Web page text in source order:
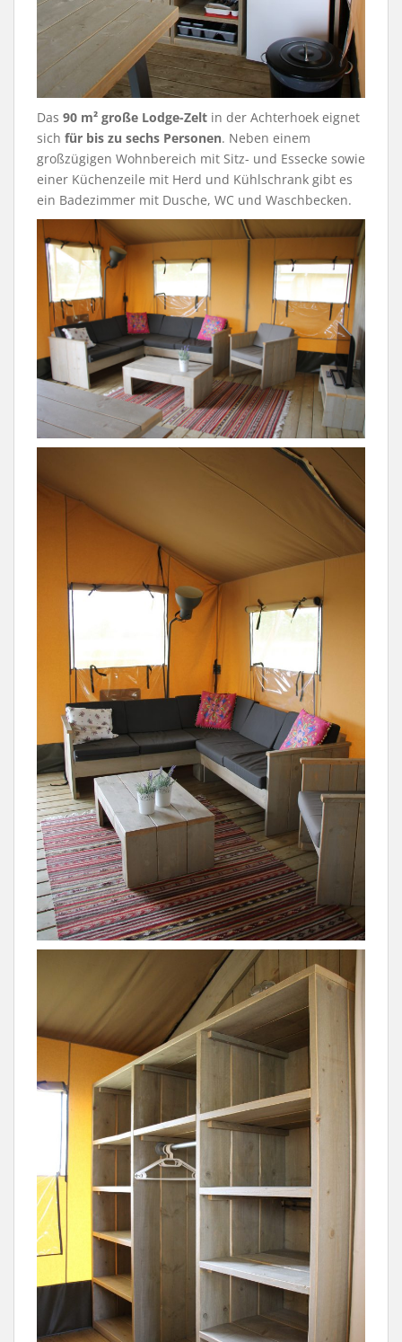
Das 90 m² große Lodge-Zelt in der Achterhoek eignet
sich für bis zu sechs Personen. Neben einem
großzügigen Wohnbereich mit Sitz- und Essecke sowie
einer Küchenzeile mit Herd und Kühlschrank gibt es
ein Badezimmer mit Dusche, WC und Waschbecken.